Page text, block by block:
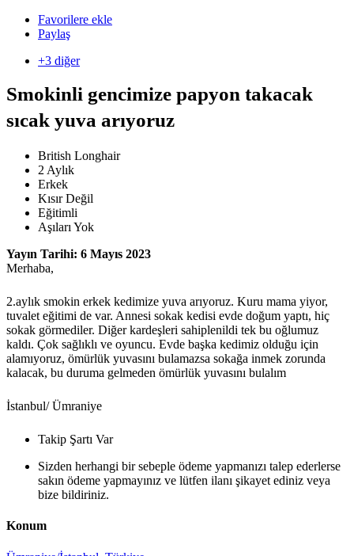
Favorilere ekle
Paylaş
+3 diğer
Smokinli gencimize papyon takacak
sıcak yuva arıyoruz
British Longhair
2 Aylık
Erkek
Kısır Değil
Eğitimli
Aşıları Yok
Yayın Tarihi: 6 Mayıs 2023
Merhaba,
2.aylık smokin erkek kedimize yuva arıyoruz. Kuru mama yiyor,
tuvalet eğitimi de var. Annesi sokak kedisi evde doğum yaptı, hiç
sokak görmediler. Diğer kardeşleri sahiplenildi tek bu oğlumuz
kaldı. Çok sağlıklı ve oyuncu. Evde başka kedimiz olduğu için
alamıyoruz, ömürlük yuvasını bulamazsa sokağa inmek zorunda
kalacak, bu duruma gelmeden ömürlük yuvasını bulalım
İstanbul/ Ümraniye
Takip Şartı Var
Sizden herhangi bir sebeple ödeme yapmanızı talep ederlerse
sakın ödeme yapmayınız ve lütfen ilanı şikayet ediniz veya
bize bildiriniz.
Konum